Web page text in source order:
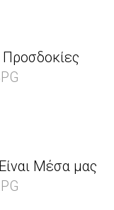
Μέσα μας